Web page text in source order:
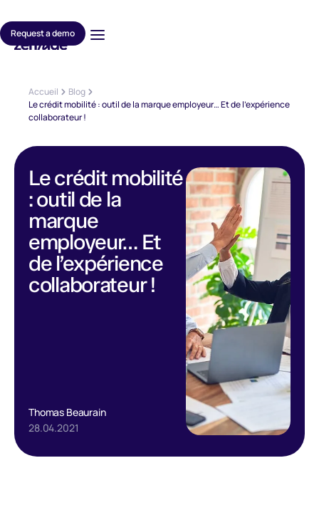
Request a demo
Accueil
Blog
Le crédit mobilité : outil de la marque employeur… Et de l’expérience
collaborateur !
Le crédit mobilité
: outil de la
marque
employeur… Et
de l’expérience
collaborateur !
Thomas Beaurain
28.04.2021